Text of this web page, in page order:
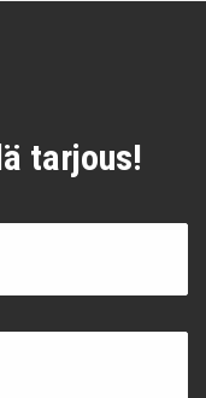
tarjous!